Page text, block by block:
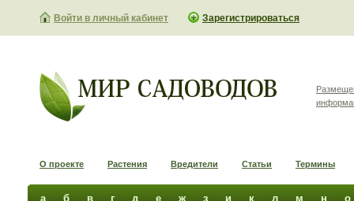
Войти в личный кабинет Зарегистрироваться
О проекте Растения Вредители Статьи Термины
а б в г д е ж з и к л м н о